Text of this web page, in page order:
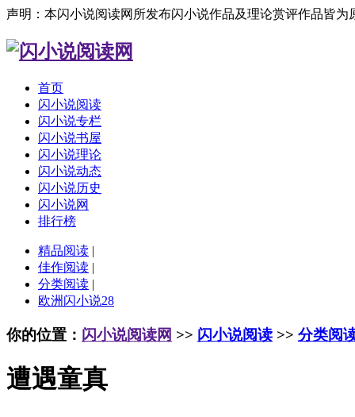
声明：本闪小说阅读网所发布闪小说作品及理论赏评作品皆
首页
闪小说阅读
闪小说专栏
闪小说书屋
闪小说理论
闪小说动态
闪小说历史
闪小说网
排行榜
精品阅读 |
佳作阅读 |
分类阅读 |
欧洲闪小说28
你的位置： 闪小说阅读网 >> 闪小说阅读 >> 分类阅
遭遇童真